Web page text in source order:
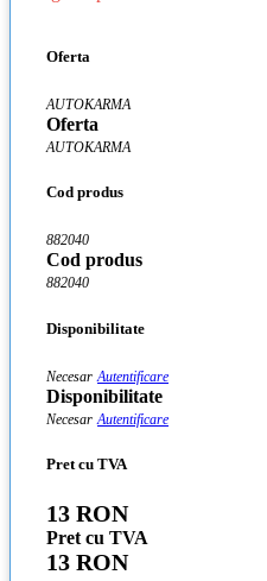
Oferta
AUTOKARMA
Oferta
AUTOKARMA
Cod produs
882040
Cod produs
882040
Disponibilitate
Necesar Autentificare
Disponibilitate
Necesar Autentificare
Pret cu TVA
13 RON
Pret cu TVA
13 RON